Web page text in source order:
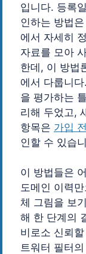
입니다. 등록
인하는 방법은
에서 자세히
자료를 모아
한데, 이 방법
에서 다룹니
을 평가하는
리해 두었고,
항목은 가입
인할 수 있습
이 방법들은
도메인 이력
체 그림을 보
해 한 단계의
비로소 신뢰
트워터 필터